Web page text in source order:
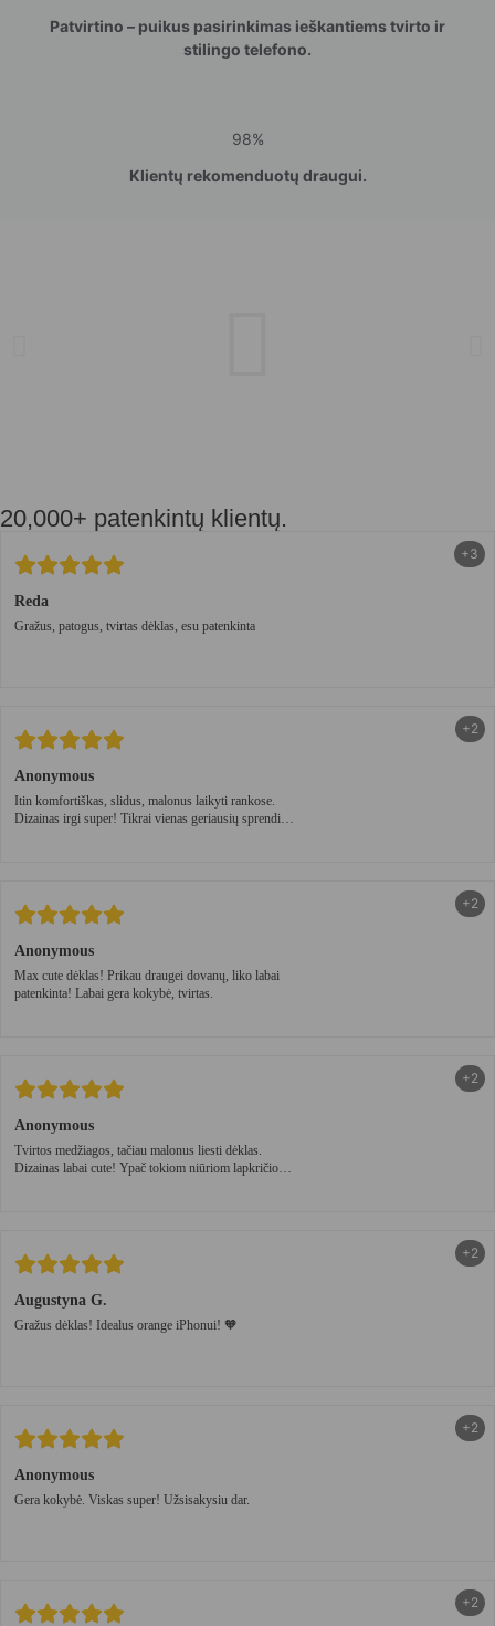
Patvirtino – puikus pasirinkimas ieškantiems tvirto ir
stilingo telefono.
98%
Klientų rekomenduotų draugui.
20,000+ patenkintų klientų.
Reda
Gražus, patogus, tvirtas dėklas, esu patenkinta
+3
Anonymous
Itin komfortiškas, slidus, malonus laikyti rankose.
Dizainas irgi super! Tikrai vienas geriausių sprendimų
+2
Anonymous
Max cute dėklas! Prikau draugei dovanų, liko labai
patenkinta! Labai gera kokybė, tvirtas.
+2
Anonymous
Tvirtos medžiagos, tačiau malonus liesti dėklas.
Dizainas labai cute! Ypač tokiom niūriom lapkričio
+2
Augustyna G.
Gražus dėklas! Idealus orange iPhonui! 🧡
+2
Anonymous
Gera kokybė. Viskas super! Užsisakysiu dar.
+2
+2